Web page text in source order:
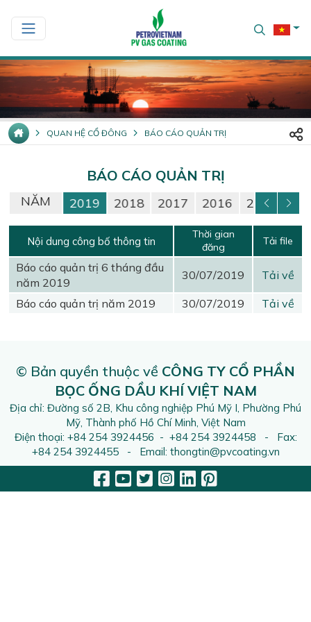
QUAN HỆ CỔ ĐÔNG BÁO CÁO QUẢN TRỊ
BÁO CÁO QUẢN TRỊ
NĂM
2020 2019 2018 2017 2016 2015
Nội dung công bố thông tin
Thời gian
đăng
Tải file
Báo cáo quản trị 6 tháng đầu
năm 2019
30/07/2019 Tải về
Báo cáo quản trị năm 2019 30/07/2019 Tải về
© Bản quyền thuộc về CÔNG TY CỔ PHẦN
BỌC ỐNG DẦU KHÍ VIỆT NAM
Địa chỉ: Đường số 2B, Khu công nghiệp Phú Mỹ I, Phường Phú
Mỹ, Thành phố Hồ Chí Minh, Việt Nam
Điện thoại: +84 254 3924456 - +84 254 3924458 - Fax:
+84 254 3924455 - Email: thongtin@pvcoating.vn